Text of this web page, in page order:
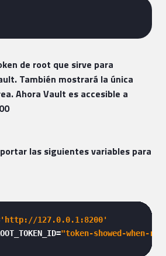
de root que sirve para
También mostrará la única
Ahora Vault es accesible a
las siguientes variables para
'http://127.0.0.1:8200'
"token-showed-when-